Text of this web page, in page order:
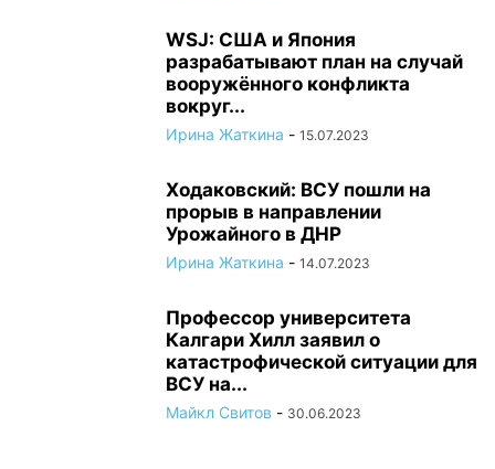
WSJ: США и Япония
разрабатывают план на случай
вооружённого конфликта
вокруг...
Ирина Жаткина - 15.07.2023
Ходаковский: ВСУ пошли на
прорыв в направлении
Урожайного в ДНР
Ирина Жаткина - 14.07.2023
Профессор университета
Калгари Хилл заявил о
катастрофической ситуации для
ВСУ на...
Майкл Свитов - 30.06.2023